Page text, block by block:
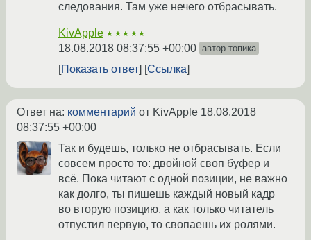
следования. Там уже нечего отбрасывать.
KivApple ★★★★★
18.08.2018 08:37:55 +00:00 автор топика
Показать ответ Ссылка
Ответ на: комментарий от KivApple 18.08.2018
08:37:55 +00:00
Так и будешь, только не отбрасывать. Если
совсем просто то: двойной своп буфер и
всё. Пока читают с одной позиции, не важно
как долго, ты пишешь каждый новый кадр
во вторую позицию, а как только читатель
отпустил первую, то свопаешь их ролями.